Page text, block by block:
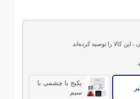
پکیج با چشمی با
سیم